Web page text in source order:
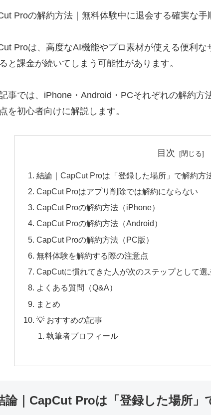
Proの解約方法｜無料体験中に退会する確実な手
Proは、高度なAI機能やプロ素材が使える便利
と課金が続いてしまう可能性があります。
事では、iPhone・Android・PCそれぞれの解約
を初心者向けに解説します。
目次
結論｜CapCut Proは「登録した場所」で解約方
CapCut Proはアプリ削除では解約にならない
CapCut Proの解約方法（iPhone）
CapCut Proの解約方法（Android）
CapCut Proの解約方法（PC版）
無料体験を解約する際の注意点
CapCutに慣れてきた人が次のステップとして
よくある質問（Q&A）
まとめ
💡 おすすめの記事
執筆者プロフィール
論｜CapCut Proは「登録した場所」